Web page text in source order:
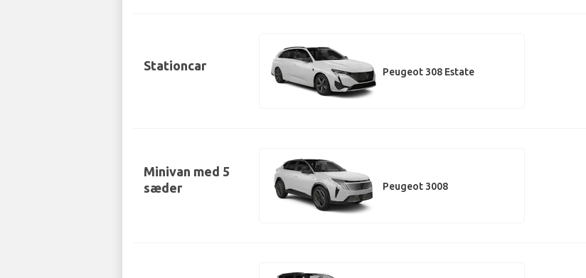
Stationcar Peugeot 308 Estate
Minivan med 5
sæder
Peugeot 3008